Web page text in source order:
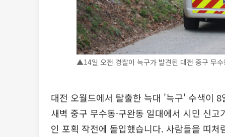
▲14일 오전 경찰이 늑구가 발견된 대전 중구 무
대전 오월드에서 탈출한 늑대 '늑구' 수색이
새벽 중구 무수동·구완동 일대에서 시민 신
인 포획 작전에 돌입했습니다. 사람들을 띠